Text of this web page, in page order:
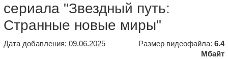
сериала "Звездный путь:
Странные новые миры"
Дата добавления: 09.06.2025 Размер видеофайла: 6.4
Мбайт